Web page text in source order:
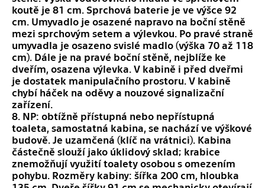
koutě je 81 cm. Sprchová baterie je ve výšce 92
cm. Umyvadlo je osazené napravo na boční stěně
mezi sprchovým setem a výlevkou. Po pravé straně
umyvadla je osazeno svislé madlo (výška 70 až 118
cm). Dále je na pravé boční stěně, nejblíže ke
dveřím, osazena výlevka. V kabině i před dveřmi
je dostatek manipulačního prostoru. V kabině
chybí háček na oděvy a nouzové signalizační
zařízení.
8. NP: obtížně přístupná nebo nepřístupná
toaleta, samostatná kabina, se nachází ve výškové
budově. Je uzamčená (klíč na vrátnici). Kabina
částečně slouží jako úklidový sklad; krabice
znemožňují využití toalety osobou s omezením
pohybu. Rozměry kabiny: šířka 200 cm, hloubka